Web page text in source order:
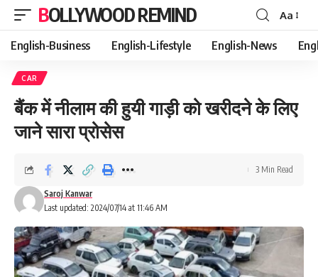
BOLLYWOOD REMIND
Font
Resizer
Aa
English-Business English-Lifestyle English-News
CAR
बैंक में नीलाम की हुयी गाड़ी को खरीदने के लिए
जाने सारा प्रोसेस
Last updated: 2024/07/14 at 11:46 AM
Saroj Kanwar
3 Min Read